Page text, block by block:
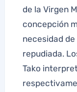
de la Virgen
concepción
necesidad
repudiada.
Tako